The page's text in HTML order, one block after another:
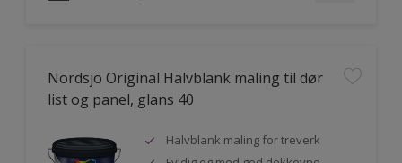
Nordsjö Original Halvblank maling til dør
list og panel, glans 40
Halvblank maling for treverk